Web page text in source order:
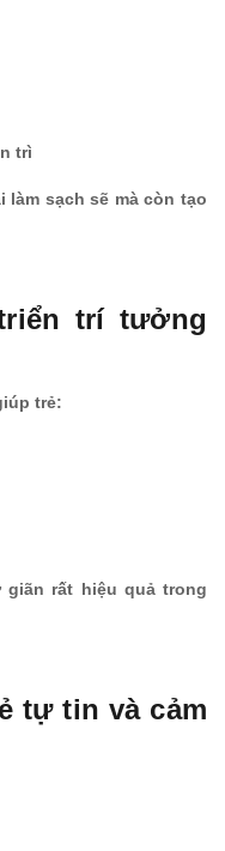
trì
sạch sẽ mà còn tạo
trí tưởng
trẻ:
rất hiệu quả trong
tự tin và cảm